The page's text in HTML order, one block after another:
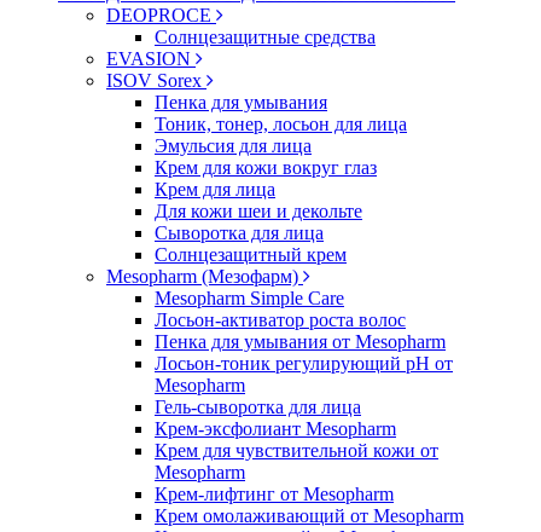
DEOPROCE
Солнцезащитные средства
EVASION
ISOV Sorex
Пенка для умывания
Тоник, тонер, лосьон для лица
Эмульсия для лица
Крем для кожи вокруг глаз
Крем для лица
Для кожи шеи и декольте
Сыворотка для лица
Солнцезащитный крем
Mesopharm (Мезофарм)
Mesopharm Simple Care
Лосьон-активатор роста волос
Пенка для умывания от Mesopharm
Лосьон-тоник регулирующий рН от
Mesopharm
Гель-сыворотка для лица
Крем-эксфолиант Mesopharm
Крем для чувствительной кожи от
Mesopharm
Крем-лифтинг от Mesopharm
Крем омолаживающий от Mesopharm